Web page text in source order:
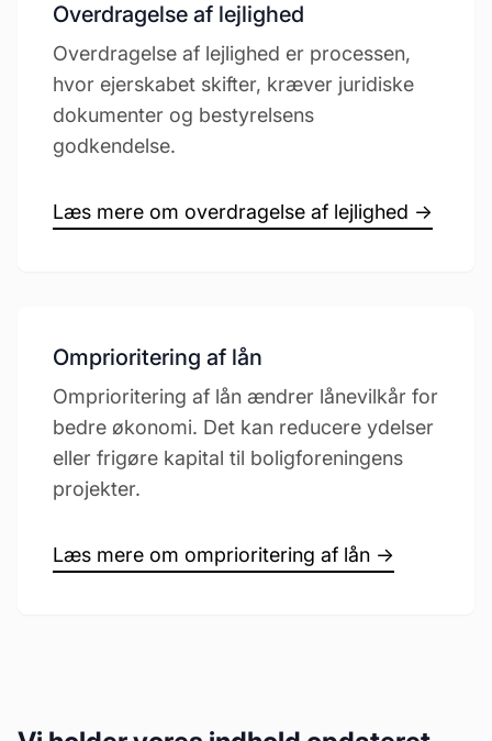
Overdragelse af lejlighed
Overdragelse af lejlighed er processen,
hvor ejerskabet skifter, kræver juridiske
dokumenter og bestyrelsens
godkendelse.
Læs mere om overdragelse af lejlighed →
Omprioritering af lån
Omprioritering af lån ændrer lånevilkår for
bedre økonomi. Det kan reducere ydelser
eller frigøre kapital til boligforeningens
projekter.
Læs mere om omprioritering af lån →